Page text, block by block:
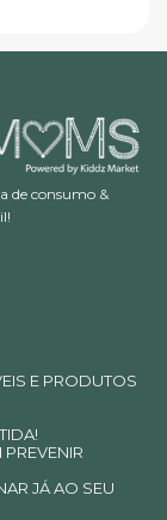
de consumo &
E PRODUTOS
JÁ AO SEU